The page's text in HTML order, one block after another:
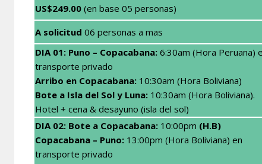
US$249.00 (en base 05 personas)
A solicitud 06 personas a mas
DIA 01: Puno – Copacabana: 6:30am (Hora Peruana)
transporte privado
Arribo en Copacabana: 10:30am (Hora Boliviana)
Bote a Isla del Sol y Luna: 10:30am (Hora Boliviana).
Hotel + cena & desayuno (isla del sol)
DIA 02: Bote a Copacabana: 10:00pm (H.B)
Copacabana – Puno: 13:00pm (Hora Boliviana) en
transporte privado